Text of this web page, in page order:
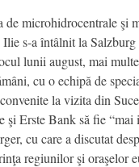
de microhidrocentrale şi
s-a întâlnit la
lunii august, mai
cu o echipă de
la vizita din
Erste Bank să fie
cu care a discutat
regiunilor şi oraşelor